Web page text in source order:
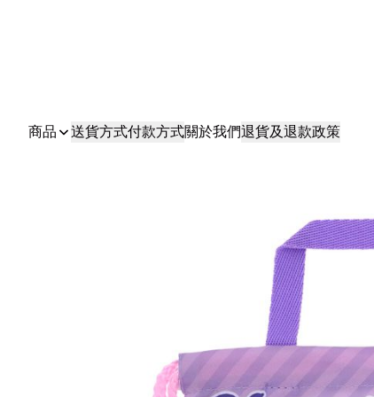
商品 送貨方式付款方式關於我們退貨及退款政策